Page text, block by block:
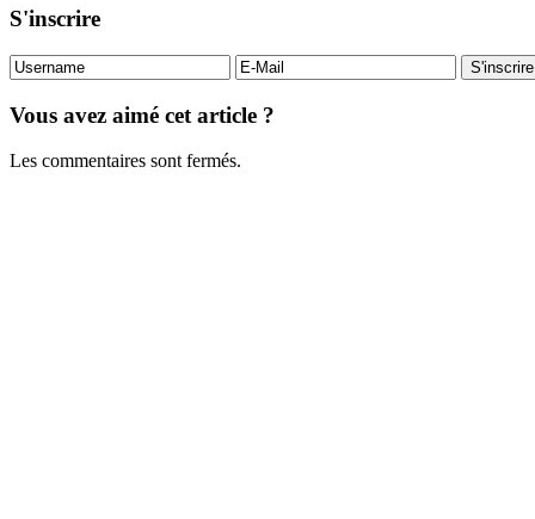
S'inscrire
Vous avez aimé cet article ?
Les commentaires sont fermés.